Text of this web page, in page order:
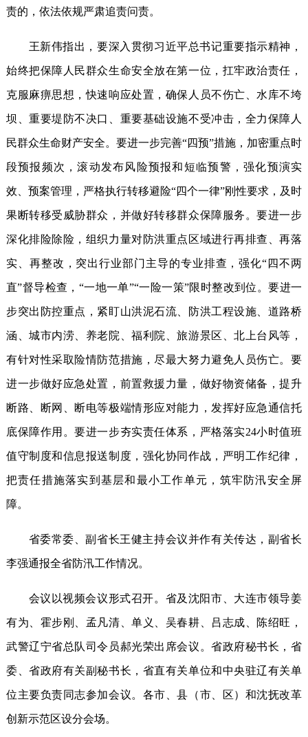
责的，依法依规严肃追责问责。
王新伟指出，要深入贯彻习近平总书记重要指示精神，
始终把保障人民群众生命安全放在第一位，扛牢政治责任，
克服麻痹思想，快速响应处置，确保人员不伤亡、水库不垮
坝、重要堤防不决口、重要基础设施不受冲击，全力保障人
民群众生命财产安全。要进一步完善“四预”措施，加密重点时
段预报频次，滚动发布风险预报和短临预警，强化预演实
效、预案管理，严格执行转移避险“四个一律”刚性要求，及时
果断转移受威胁群众，并做好转移群众保障服务。要进一步
深化排险除险，组织力量对防洪重点区域进行再排查、再落
实、再整改，突出行业部门主导的专业排查，强化“四不两
直”督导检查，“一地一单”“一险一策”限时整改到位。要进一
步突出防控重点，紧盯山洪泥石流、防洪工程设施、道路桥
涵、城市内涝、养老院、福利院、旅游景区、北上台风等，
有针对性采取险情防范措施，尽最大努力避免人员伤亡。要
进一步做好应急处置，前置救援力量，做好物资储备，提升
断路、断网、断电等极端情形应对能力，发挥好应急通信托
底保障作用。要进一步夯实责任体系，严格落实24小时值班
值守制度和信息报送制度，强化协同作战，严明工作纪律，
把责任措施落实到基层和最小工作单元，筑牢防汛安全屏
障。
省委常委、副省长王健主持会议并作有关传达，副省长
李强通报全省防汛工作情况。
会议以视频会议形式召开。省及沈阳市、大连市领导姜
有为、霍步刚、孟凡清、单义、吴春耕、吕志成、陈绍旺，
武警辽宁省总队司令员郝光荣出席会议。省政府秘书长，省
委、省政府有关副秘书长，省直有关单位和中央驻辽有关单
位主要负责同志参加会议。各市、县（市、区）和沈抚改革
创新示范区设分会场。